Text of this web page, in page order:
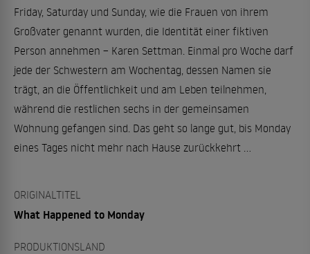
Friday, Saturday und Sunday, wie die Frauen von ihrem
Großvater genannt wurden, die Identität einer fiktiven
Person annehmen – Karen Settman. Einmal pro Woche darf
jede der Schwestern am Wochentag, dessen Namen sie
trägt, an die Öffentlichkeit und am Leben teilnehmen,
während die restlichen sechs in der gemeinsamen
Wohnung gefangen sind. Das geht so lange gut, bis Monday
eines Tages nicht mehr nach Hause zurückkehrt …
ORIGINALTITEL
What Happened to Monday
PRODUKTIONSLAND